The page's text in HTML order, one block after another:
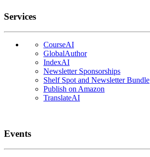
Services
CourseAI
GlobalAuthor
IndexAI
Newsletter Sponsorships
Shelf Spot and Newsletter Bundle
Publish on Amazon
TranslateAI
Events